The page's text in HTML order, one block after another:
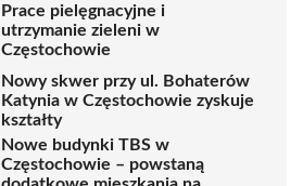
Prace pielęgnacyjne i
utrzymanie zieleni w
Częstochowie
Nowy skwer przy ul. Bohaterów
Katynia w Częstochowie zyskuje
kształty
Nowe budynki TBS w
Częstochowie – powstaną